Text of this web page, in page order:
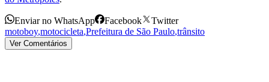
Enviar no WhatsApp Facebook
Twitter
motoboy,motocicleta,Prefeitura de São Paulo,trânsito
Ver Comentários